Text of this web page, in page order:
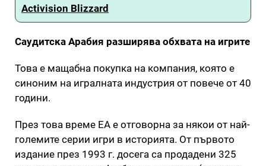
Activision Blizzard
Саудитска Арабия разширява обхвата на игрите
Това е мащабна покупка на компания, която е
синоним на игралната индустрия от повече от 40
години.
През това време EA е отговорна за някои от най-
големите серии игри в историята. От първото
издание през 1993 г. досега са продадени 325